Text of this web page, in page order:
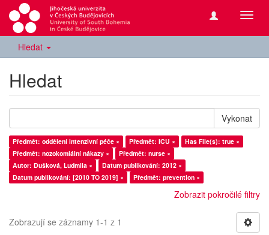
Hledat
Hledat
Vykonat
Předmět: oddělení intenzivní péče × Předmět: ICU ×
Has File(s): true ×
Předmět: nozokomiální nákazy ×
Předmět: nurse ×
Autor: Dušková, Ludmila ×
Datum publikování: 2012 ×
Datum publikování: [2010 TO 2019] ×
Předmět: prevention ×
Zobrazit pokročilé filtry
Zobrazují se záznamy 1-1 z 1